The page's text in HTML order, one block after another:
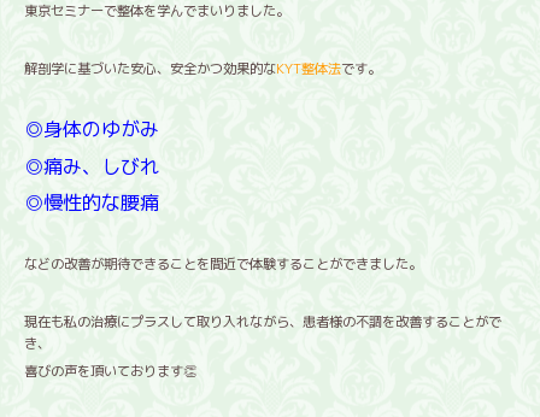
東京セミナーで整体を学んでまいりました。
解剖学に基づいた安心、安全かつ効果的なKYT整体法です。
◎身体のゆがみ
◎痛み、しびれ
◎慢性的な腰痛
などの改善が期待できることを間近で体験することができました。
現在も私の治療にプラスして取り入れながら、患者様の不調を改善することがで
き、
喜びの声を頂いております👏